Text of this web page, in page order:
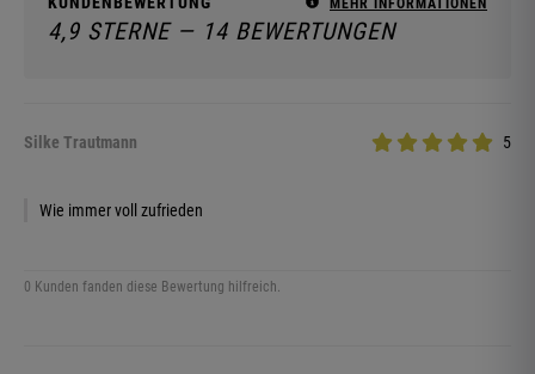
MEHR INFORMATIONEN
4,9 STERNE — 14 BEWERTUNGEN
Silke Trautmann 5
Wie immer voll zufrieden
0 Kunden fanden diese Bewertung hilfreich.